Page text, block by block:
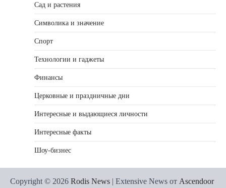
Сад и растения
Символика и значение
Спорт
Технологии и гаджеты
Финансы
Церковные и праздничные дни
Интересные и выдающиеся личности
Интересные факты
Шоу-бизнес
Copyright © 2026 Rodis News | Extensive News от Ascendoor